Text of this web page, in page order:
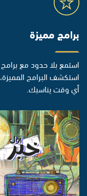
برامج مميزة
استمع بلا حدود مع
استكشف البرامج
أي وقت يناسبك.